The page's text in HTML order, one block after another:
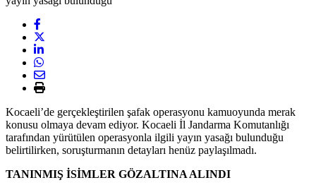
Kocaeli’de gerçekleştirilen şafak operasyonu kamuoyunda merak
konusu olmaya devam ediyor. Kocaeli İl Jandarma Komutanlığı
tarafından yürütülen operasyonla ilgili yayın yasağı bulunduğu
belirtilirken, soruşturmanın detayları henüz paylaşılmadı.
TANINMIŞ İSİMLER GÖZALTINA ALINDI